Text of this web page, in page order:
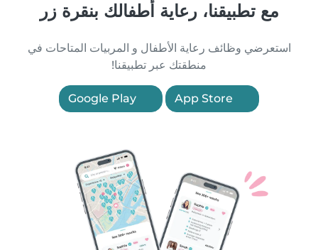
مع تطبيقنا، رعاية أطفالك بنقرة زر
استعرضي وظائف رعاية الأطفال و المربيات المتاحات في
منطقتك عبر تطبيقنا!